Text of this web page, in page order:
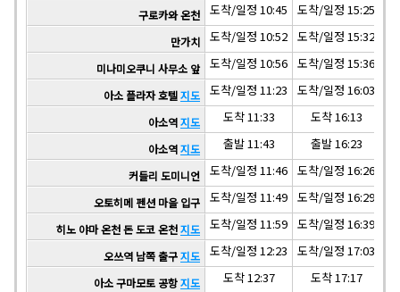
구로카와 온천 도착/일정 10:45 도착/일정 15:25
만가치 도착/일정 10:52 도착/일정 15:32
미나미오쿠니 사무소 앞 도착/일정 10:56 도착/일정 15:36
아소 플라자 호텔지도 도착/일정 11:23 도착/일정 16:03
아소역지도 도착 11:33 도착 16:13
아소역지도 출발 11:43 출발 16:23
커들리 도미니언 도착/일정 11:46 도착/일정 16:26
오토히메 펜션 마을 입구 도착/일정 11:49 도착/일정 16:29
히노 야마 온천 돈 도코 온천지도 도착/일정 11:59 도착/일정 16:39
오쓰역 남쪽 출구지도 도착/일정 12:23 도착/일정 17:03
아소 구마모토 공항지도 도착 12:37 도착 17:17